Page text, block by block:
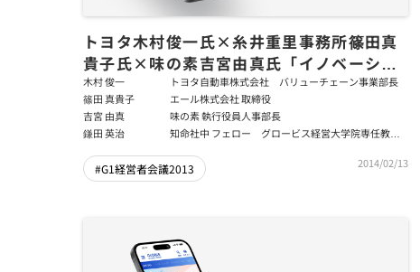
トヨタ木村俊一氏×糸井重里事務所篠田真
貴子氏×味の素吉宮由真氏「イノベーショ
ンを起こす人材マネジメントによる企業成
長」後編
木村 俊一
トヨタ自動車株式会社 バリューチェーン事業部長
篠田 真貴子
エール株式会社 取締役
吉宮 由真
味の素 執行役員人事部長
鎌田 英治
知命社中 フェロー グロービス経営大学院専任教
#G1経営者会議2013 2014/02/13